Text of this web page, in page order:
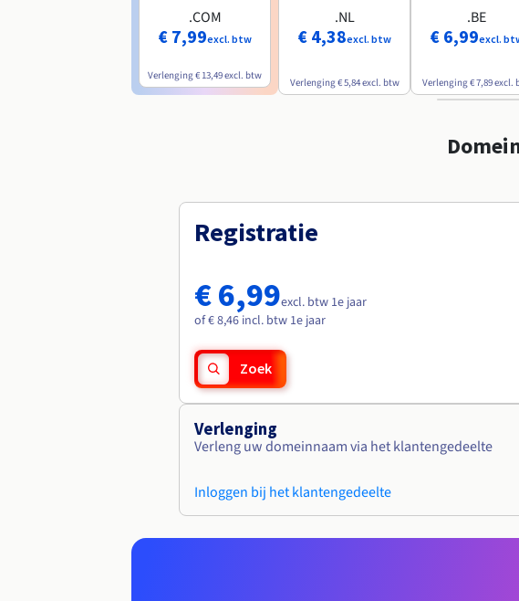
.COM
€ 7,99excl. btw
Verlenging € 13,49excl. btw
.NL
€ 4,38excl. btw
Verlenging € 5,84excl. btw
.BE
€ 6,99excl.
Verlenging € 7,89excl.
Registratie
€ 6,99excl. btw 1e jaar
of € 8,46 incl. btw 1e jaar
Zoek
Verlenging
Verleng uw domeinnaam via het klantengedeelte
Inloggen bij het klantengedeelte